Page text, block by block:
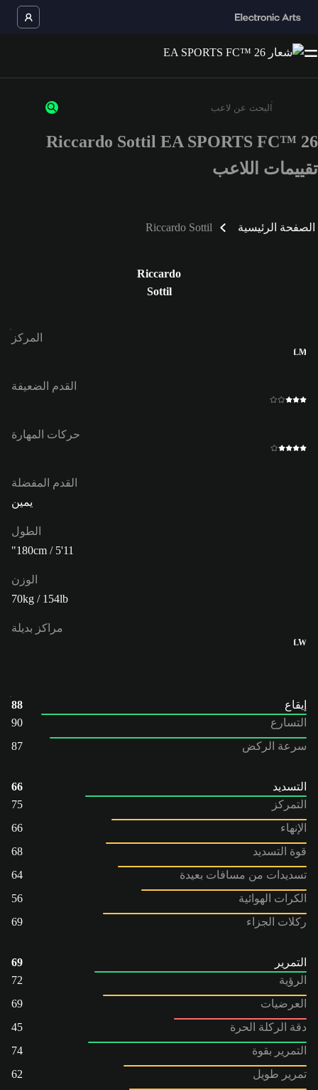
أدخل 3 أحرف أو أرقام على الأقل
Riccardo Sottil EA SPORTS FC™ 26
تقييمات اللاعب
الصفحة الرئيسية Riccardo Sottil
Riccardo
Sottil
المركز
LM
القدم الضعيفة
حركات المهارة
القدم المفضلة
يمين
الطول
180cm / 5'11"
الوزن
70kg / 154lb
مراكز بديلة
LW
إيقاع
88
التسارع
90
سرعة الركض
87
التسديد
66
التمركز
75
الإنهاء
66
قوة التسديد
68
تسديدات من مسافات بعيدة
64
الكرات الهوائية
56
ركلات الجزاء
69
التمرير
69
الرؤية
72
العرضيات
69
دقة الركلة الحرة
45
التمرير بقوة
74
تمرير طويل
62